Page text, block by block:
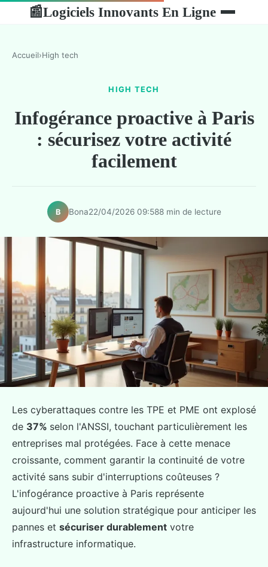
📰Logiciels Innovants En Ligne
Accueil›High tech
HIGH TECH
Infogérance proactive à Paris
: sécurisez votre activité
facilement
B Bona22/04/2026 09:588 min de lecture
Les cyberattaques contre les TPE et PME ont explosé
de 37% selon l'ANSSI, touchant particulièrement les
entreprises mal protégées. Face à cette menace
croissante, comment garantir la continuité de votre
activité sans subir d'interruptions coûteuses ?
L'infogérance proactive à Paris représente
aujourd'hui une solution stratégique pour anticiper les
pannes et sécuriser durablement votre
infrastructure informatique.